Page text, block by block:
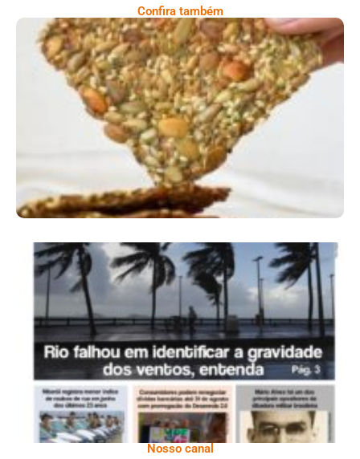
Confira também
Comer Bem: Cracker De Sementes
Ano X – Número 366 01 A 07 De Agosto De
2026
Nosso canal